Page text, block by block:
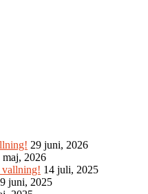
29 juni, 2026
maj, 2026
vallning! 14 juli, 2025
juni, 2025